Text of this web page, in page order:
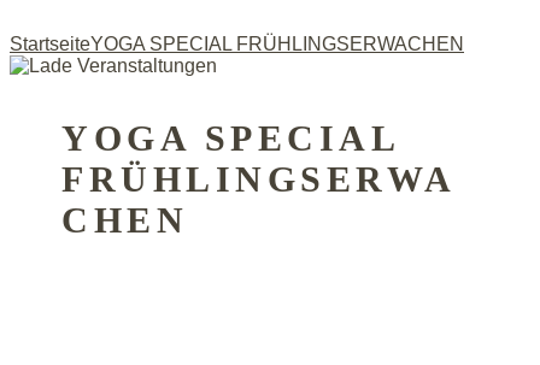
StartseiteYOGA SPECIAL FRÜHLINGSERWACHEN
YOGA SPECIAL
FRÜHLINGSERWA
CHEN